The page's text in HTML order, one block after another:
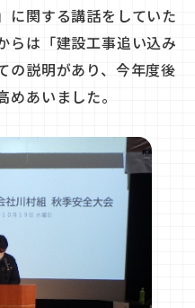
に関する講話をしていた
らは「建設工事追い込み
の説明があり、今年度後
あいました。